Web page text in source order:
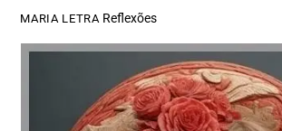
MARIA LETRA Reflexões